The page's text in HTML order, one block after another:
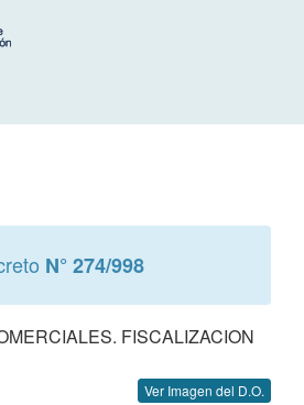
N° 274/998
FISCALIZACION
Ver Imagen del D.O.